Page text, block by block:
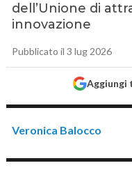
dell’Unione di
innovazione
Pubblicato il 3 lug 2026
Aggiungi
Veronica Balocco